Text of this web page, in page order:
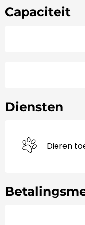
Capaciteit
Diensten
Dieren